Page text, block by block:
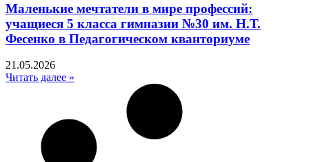
Маленькие мечтатели в мире профессий:
учащиеся 5 класса гимназии №30 им. Н.Т.
Фесенко в Педагогическом кванториуме
21.05.2026
Читать далее »